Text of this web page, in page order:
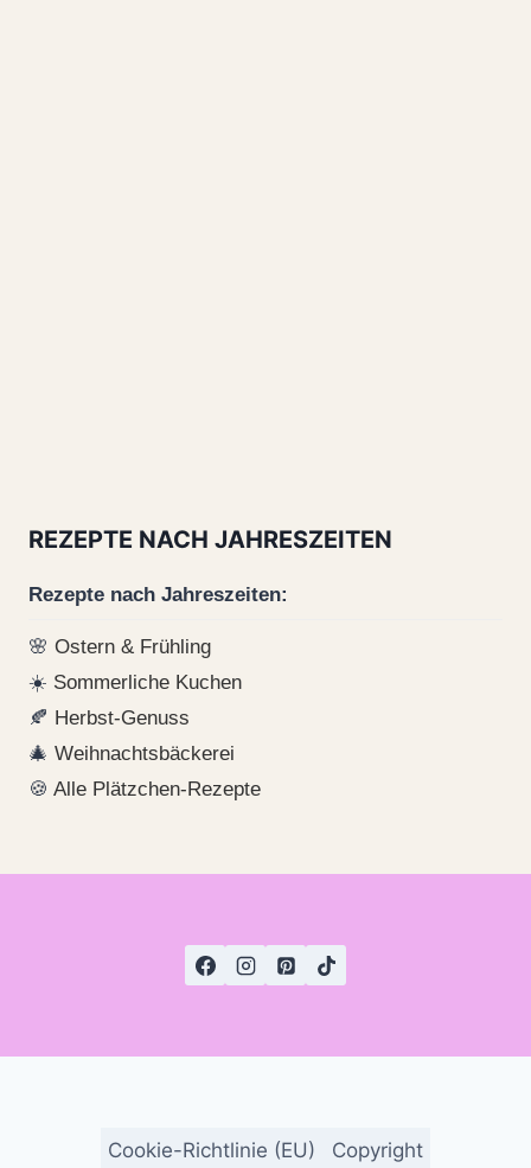
REZEPTE NACH JAHRESZEITEN
Rezepte nach Jahreszeiten:
🌸 Ostern & Frühling
☀️ Sommerliche Kuchen
🍂 Herbst-Genuss
🎄 Weihnachtsbäckerei
🍪 Alle Plätzchen-Rezepte
Cookie-Richtlinie (EU) Copyright